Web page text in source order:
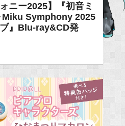
ニー2025】『初音ミ
Miku Symphony 2025
』Blu-ray&CD発